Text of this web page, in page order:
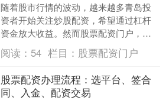
随着股市行情的波动，越来越多青岛投
资者开始关注炒股配资，希望通过杠杆
资金放大收益。然而股票配资门户，面
对市场上众多配资公司，如何筛选出安
全、合规、服务优质的平台....
阅读： 54 栏目： 股票配资门户
股票配资办理流程：选平台、签合
同、入金、配资交易